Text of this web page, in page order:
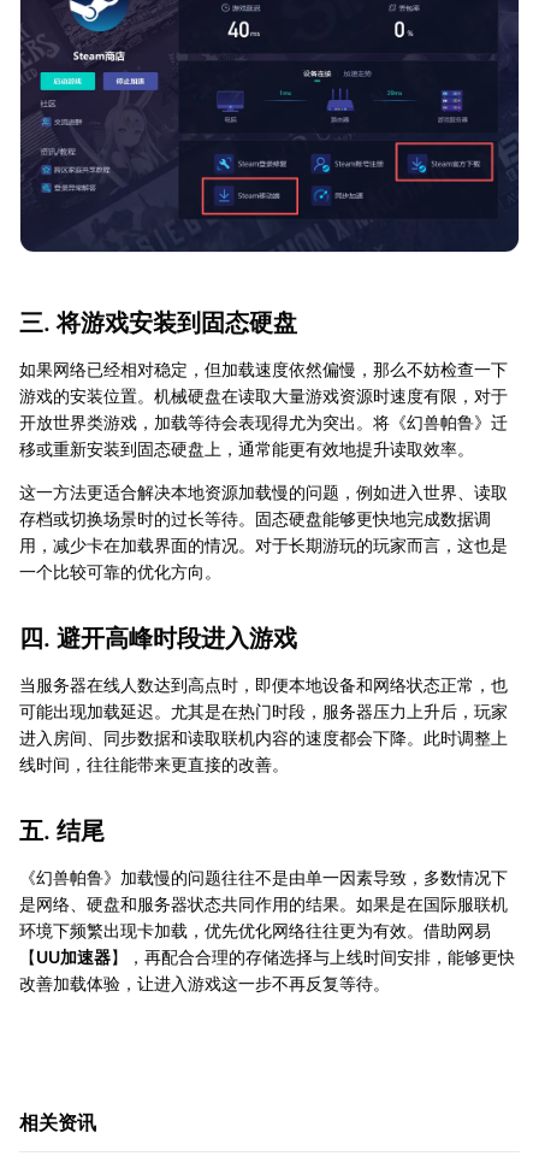
三. 将游戏安装到固态硬盘
如果网络已经相对稳定，但加载速度依然偏慢，那么不妨检查一下
游戏的安装位置。机械硬盘在读取大量游戏资源时速度有限，对于
开放世界类游戏，加载等待会表现得尤为突出。将《幻兽帕鲁》迁
移或重新安装到固态硬盘上，通常能更有效地提升读取效率。
这一方法更适合解决本地资源加载慢的问题，例如进入世界、读取
存档或切换场景时的过长等待。固态硬盘能够更快地完成数据调
用，减少卡在加载界面的情况。对于长期游玩的玩家而言，这也是
一个比较可靠的优化方向。
四. 避开高峰时段进入游戏
当服务器在线人数达到高点时，即便本地设备和网络状态正常，也
可能出现加载延迟。尤其是在热门时段，服务器压力上升后，玩家
进入房间、同步数据和读取联机内容的速度都会下降。此时调整上
线时间，往往能带来更直接的改善。
五. 结尾
《幻兽帕鲁》加载慢的问题往往不是由单一因素导致，多数情况下
是网络、硬盘和服务器状态共同作用的结果。如果是在国际服联机
环境下频繁出现卡加载，优先优化网络往往更为有效。借助网易
【UU加速器】，再配合合理的存储选择与上线时间安排，能够更快
改善加载体验，让进入游戏这一步不再反复等待。
相关资讯